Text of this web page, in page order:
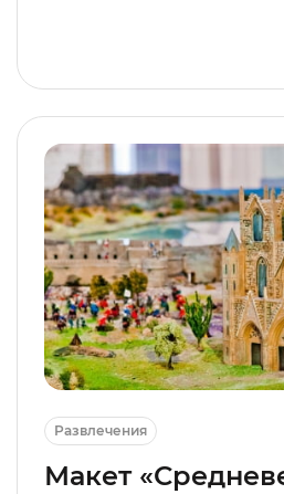
Развлечения
Макет